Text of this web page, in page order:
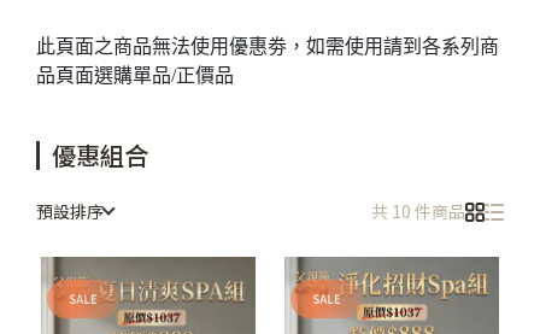
此頁面之商品無法使用優惠劵，如需使用請到各系列商
品頁面選購單品/正價品
優惠組合
預設排序 共 10 件商品